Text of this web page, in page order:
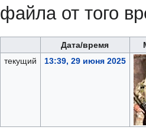
файла от того
Дата/время
текущий
13:39, 29 июня 2025